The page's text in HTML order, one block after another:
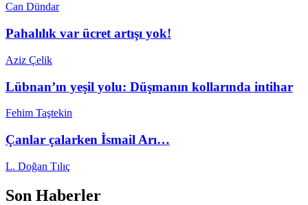
Can Dündar
Pahalılık var ücret artışı yok!
Aziz Çelik
Lübnan’ın yeşil yolu: Düşmanın kollarında intihar
Fehim Taştekin
Çanlar çalarken İsmail Arı…
L. Doğan Tılıç
Son Haberler